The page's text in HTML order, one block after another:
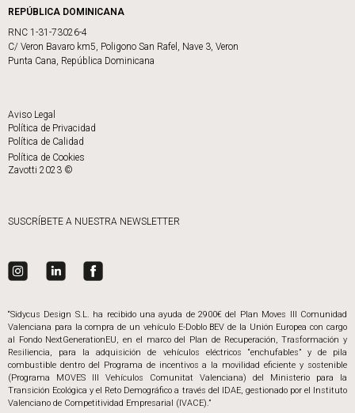
REPÚBLICA DOMINICANA
RNC 1-31-73026-4
C/ Veron Bavaro km5, Poligono San Rafel, Nave 3, Veron
Punta Cana, República Dominicana
Aviso Legal
Política de Privacidad
Política de Calidad
Política de Cookies
Zavotti 2023 ©
SUSCRÍBETE A NUESTRA NEWSLETTER
“Sidycus Design S.L. ha recibido una ayuda de 2900€ del Plan Moves III Comunidad
Valenciana para la compra de un vehículo E-Doblo BEV de la Unión Europea con cargo
al Fondo NextGenerationEU, en el marco del Plan de Recuperación, Trasformación y
Resiliencia, para la adquisición de vehículos eléctricos “enchufables” y de pila
combustible dentro del Programa de incentivos a la movilidad eficiente y sostenible
(Programa MOVES III Vehículos Comunitat Valenciana) del Ministerio para la
Transición Ecológica y el Reto Demográfico a través del IDAE, gestionado por el Instituto
Valenciano de Competitividad Empresarial (IVACE).”